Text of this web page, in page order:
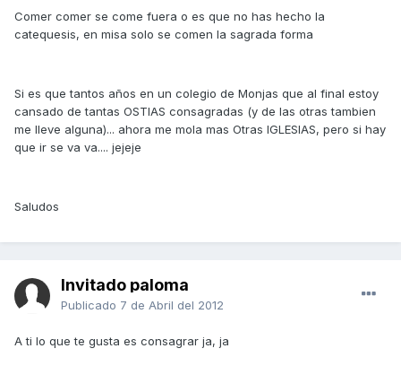
Comer comer se come fuera o es que no has hecho la
catequesis, en misa solo se comen la sagrada forma
Si es que tantos años en un colegio de Monjas que al final estoy
cansado de tantas OSTIAS consagradas (y de las otras tambien
me lleve alguna)... ahora me mola mas Otras IGLESIAS, pero si hay
que ir se va va.... jejeje
Saludos
Invitado paloma
Publicado 7 de Abril del 2012
A ti lo que te gusta es consagrar ja, ja